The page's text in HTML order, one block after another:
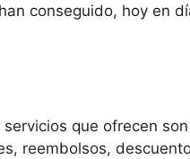
conseguido, hoy en
que ofrecen
reembolsos,